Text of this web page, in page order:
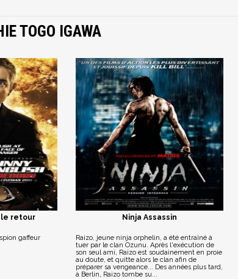
TOGO IGAWA
le retour
gaffeur
Ninja Assassin
Raizo, jeune ninja orphelin, a été entraîné à
tuer par le clan Ozunu. Après l'exécution de
son seul ami, Raizo est soudainement en proie
au doute, et quitte alors le clan afin de
préparer sa vengeance... Des années plus tard,
à Berlin, Raizo tombe su...